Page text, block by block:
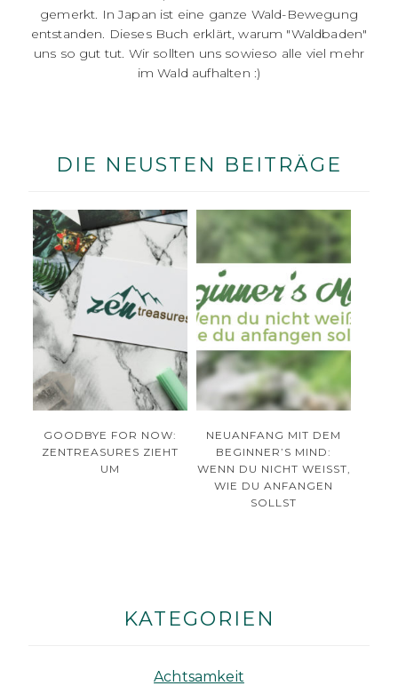
gemerkt. In Japan ist eine ganze Wald-Bewegung
entstanden. Dieses Buch erklärt, warum "Waldbaden"
uns so gut tut. Wir sollten uns sowieso alle viel mehr
im Wald aufhalten :)
DIE NEUSTEN BEITRÄGE
GOODBYE FOR NOW:
ZENTREASURES ZIEHT
UM
NEUANFANG MIT DEM
BEGINNER’S MIND:
WENN DU NICHT WEISST, W
IE DU ANFANGEN S
OLLST
KATEGORIEN
Achtsamkeit